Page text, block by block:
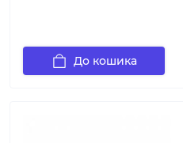
До кошика